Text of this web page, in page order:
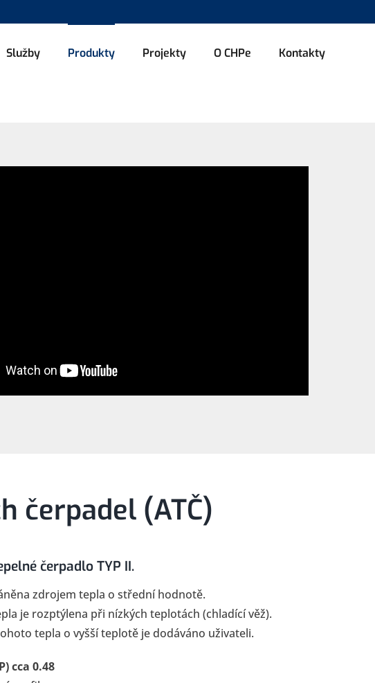
Služby Produkty Projekty O CHPe Kontakty
čerpadel (ATČ)
čerpadlo TYP II.
zdrojem tepla o střední hodnotě.
je rozptýlena při nízkých teplotách (chladící věž).
tepla o vyšší teplotě je dodáváno uživateli.
cca 0.48